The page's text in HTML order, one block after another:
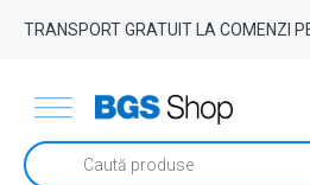
TRANSPORT GRATUIT LA COMENZI
Products
search